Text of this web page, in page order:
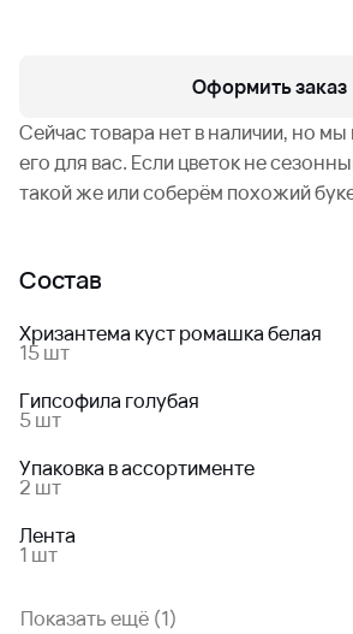
Оформить заказ
Сейчас товара нет в наличии, но
его для вас. Если цветок не
такой же или соберём похожий
Состав
Хризантема куст ромашка белая
15 шт
Гипсофила голубая
5 шт
Упаковка в ассортименте
2 шт
Лента
1 шт
Показать ещё (1)